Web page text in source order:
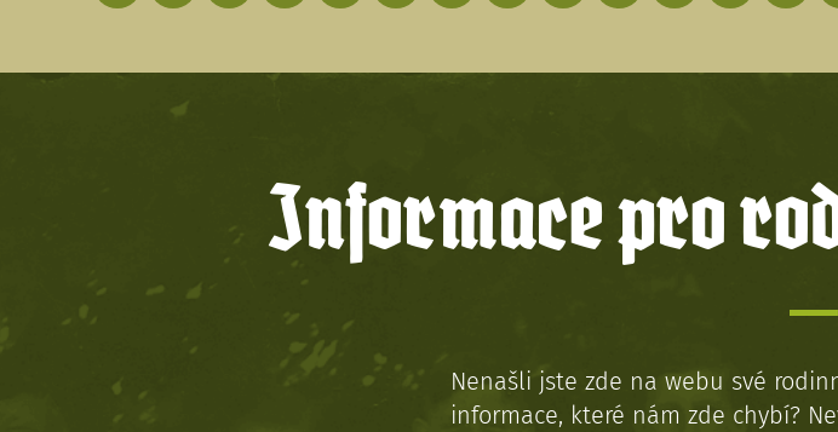
Informace pro
Nenašli jste zde na webu své
informace, které nám zde chybí?